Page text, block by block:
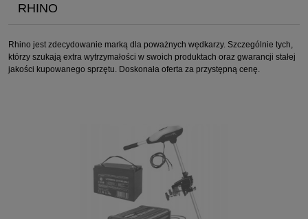
RHINO
Rhino jest zdecydowanie marką dla poważnych wędkarzy. Szczególnie tych,
którzy szukają extra wytrzymałości w swoich produktach oraz gwarancji stałej
jakości kupowanego sprzętu. Doskonała oferta za przystępną cenę.